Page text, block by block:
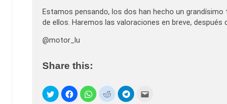
Estamos pensando, los dos han hecho un
de ellos. Haremos las valoraciones en breve, después
@motor_lu
Share this: